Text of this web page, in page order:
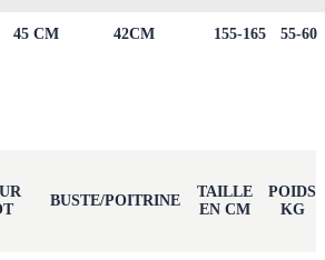
45 CM 42CM 155-165 55-60
BUSTE/POITRINE
TAILLE
EN CM
POIDS
KG